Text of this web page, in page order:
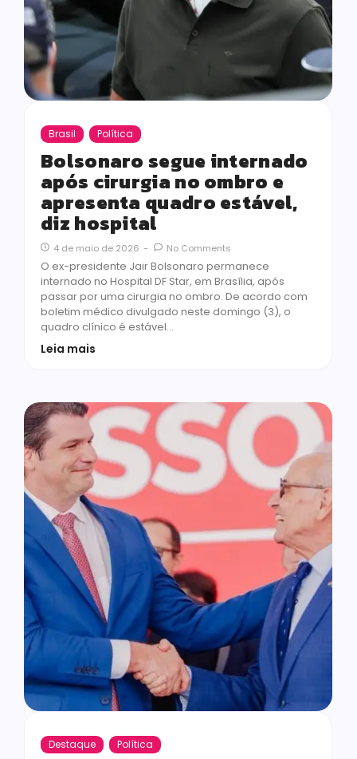
Brasil Política
Bolsonaro segue internado
após cirurgia no ombro e
apresenta quadro estável,
diz hospital
4 de maio de 2026 - No Comments
O ex-presidente Jair Bolsonaro permanece
internado no Hospital DF Star, em Brasília, após
passar por uma cirurgia no ombro. De acordo com
boletim médico divulgado neste domingo (3), o
quadro clínico é estável…
Leia mais
Destaque Política